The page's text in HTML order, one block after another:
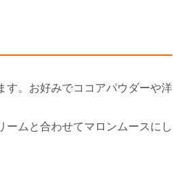
。お好みでココアパウダーや洋
ームと合わせてマロンムースにし